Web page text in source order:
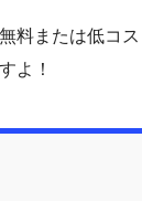
料または低コ
よ！